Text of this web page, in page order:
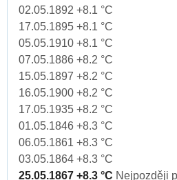
02.05.1892 +8.1 °C
17.05.1895 +8.1 °C
05.05.1910 +8.1 °C
07.05.1886 +8.2 °C
15.05.1897 +8.2 °C
16.05.1900 +8.2 °C
17.05.1935 +8.2 °C
01.05.1846 +8.3 °C
06.05.1861 +8.3 °C
03.05.1864 +8.3 °C
25.05.1867 +8.3 °C Nejpozději